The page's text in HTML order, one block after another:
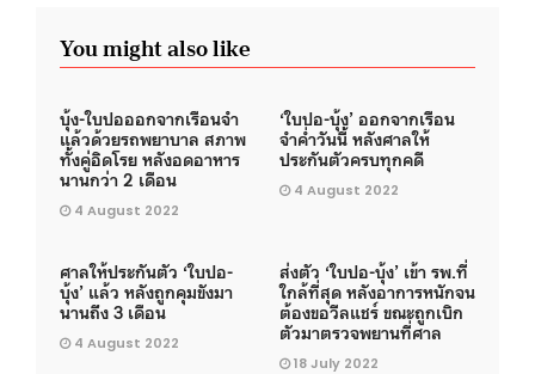
You might also like
บุ้ง-ใบปอออกจากเรือนจำ
แล้วด้วยรถพยาบาล สภาพ
ทั้งคู่อิดโรย หลังอดอาหาร
นานกว่า 2 เดือน
4 August 2022
‘ใบปอ-บุ้ง’ ออกจากเรือน
จำคํ่าวันนี้ หลังศาลให้
ประกันตัวครบทุกคดี
4 August 2022
ศาลให้ประกันตัว ‘ใบปอ-
บุ้ง’ แล้ว หลังถูกคุมขังมา
นานถึง 3 เดือน
4 August 2022
ส่งตัว ‘ใบปอ-บุ้ง’ เข้า รพ.ที่
ใกล้ที่สุด หลังอาการหนักจน
ต้องขอวีลแชร์ ขณะถูกเบิก
ตัวมาตรวจพยานที่ศาล
18 July 2022